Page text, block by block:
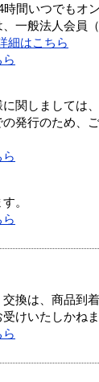
間いつでもオ
一般法人会員
細はこちら
関しましては
発行のため、
。
換は、商品到
けいたしかねま